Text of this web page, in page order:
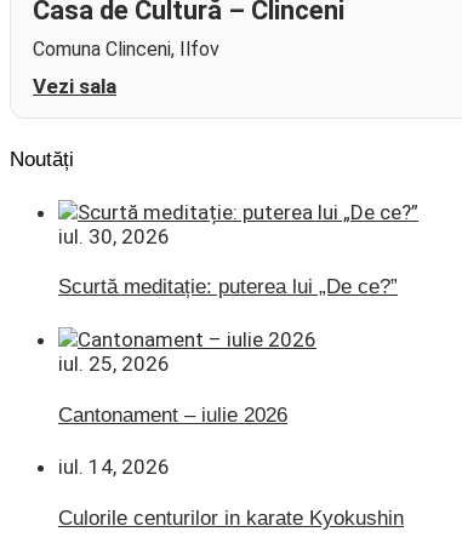
Casa de Cultură – Clinceni
Comuna Clinceni, Ilfov
Vezi sala
Noutăți
iul. 30, 2026
Scurtă meditație: puterea lui „De ce?”
iul. 25, 2026
Cantonament – iulie 2026
iul. 14, 2026
Culorile centurilor in karate Kyokushin